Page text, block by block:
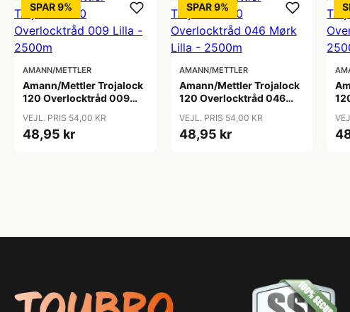
SPAR 9%
AMANN/METTLER
Amann/Mettler Trojalock
120 Overlocktråd 009
VEJL. PRIS 54,00 KR
48,95 kr
SPAR 9%
AMANN/METTLER
Amann/Mettler Trojalock
120 Overlocktråd 046
VEJL. PRIS 54,00 KR
48,95 kr